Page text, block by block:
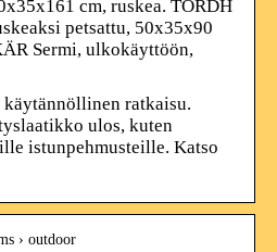
cm, ruskea. TORDH
petsattu, 50x35x90
Sermi, ulkokäyttöön,
ratkaisu.
ulos, kuten
istunpehmusteille. Katso
› outdoor